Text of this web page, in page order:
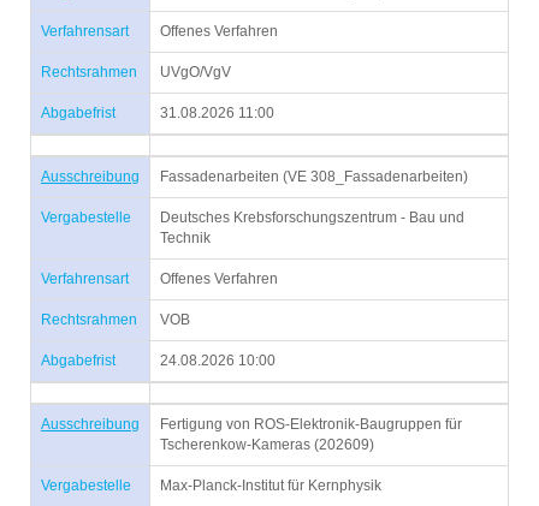
Verfahrensart Offenes Verfahren
Rechtsrahmen UVgO/VgV
Abgabefrist 31.08.2026 11:00
Ausschreibung Fassadenarbeiten (VE 308_Fassadenarbeiten)
Vergabestelle
Deutsches Krebsforschungszentrum - Bau und
Technik
Verfahrensart Offenes Verfahren
Rechtsrahmen VOB
Abgabefrist 24.08.2026 10:00
Ausschreibung
Fertigung von ROS-Elektronik-Baugruppen für
Tscherenkow-Kameras (202609)
Vergabestelle Max-Planck-Institut für Kernphysik